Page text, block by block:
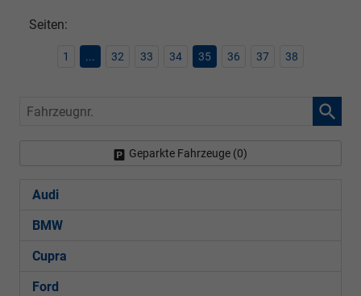
Seiten:
1 ... 32 33 34 35 36 37 38
Fahrzeugnr.
Geparkte Fahrzeuge (0)
Audi
BMW
Cupra
Ford